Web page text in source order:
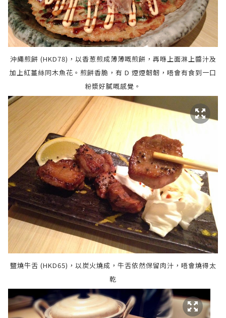
沖繩煎餅 (HKD78)，以香葱煎成薄薄嘅煎餅，再喺上面淋上醬汁及
加上紅薑絲同木魚花。 煎餅香脆，有 D 煙煙韌韌，唔會有食到一口
粉漿好膩嘅感覺。
鹽燒牛舌 (HKD65)，以炭火燒成， 牛舌依然保留肉汁，唔會燒得太
乾